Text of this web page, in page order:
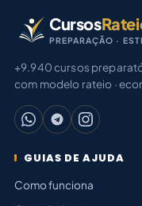
Cursos
PREPARAÇÃO ·
+9.940 cursos
com modelo rateio ·
GUIAS DE AJUDA
Como funciona